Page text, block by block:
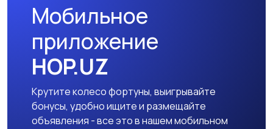
Мобильное
приложение
HOP.UZ
Крутите колесо фортуны, выигрывайте
бонусы, удобно ищите и размещайте
объявления - все это в нашем мобильном